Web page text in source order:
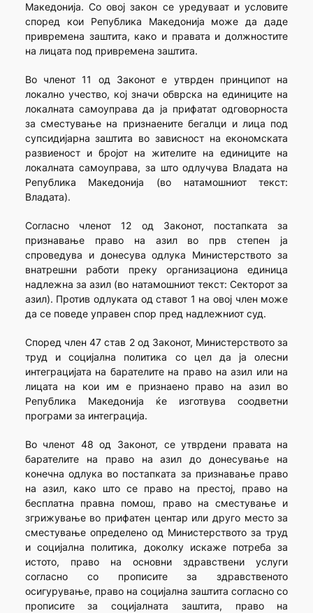
Македонија. Со овој закон се уредуваат и условите
според кои Република Македонија може да даде
привремена заштита, како и правата и должностите
на лицата под привремена заштита.
Во членот 11 од Законот е утврден принципот на
локално учество, кој значи обврска на единиците на
локалната самоуправа да ја прифатат одговорноста
за сместување на признаените бегалци и лица под
супсидијарна заштита во зависност на економската
развиеност и бројот на жителите на единиците на
локалната самоуправа, за што одлучува Владата на
Република Македонија (во натамошниот текст:
Владата).
Согласно членот 12 од Законот, постапката за
признавање право на азил во прв степен ја
спроведува и донесува одлука Министерството за
внатрешни работи преку организациона единица
надлежна за азил (во натамошниот текст: Секторот за
азил). Против одлуката од ставот 1 на овој член може
да се поведе управен спор пред надлежниот суд.
Според член 47 став 2 од Законот, Министерството за
труд и социјална политика со цел да ја олесни
интеграцијата на барателите на право на азил или на
лицата на кои им е признаено право на азил во
Република Македонија ќе изготвува соодветни
програми за интеграција.
Во членот 48 од Законот, се утврдени правата на
барателите на право на азил до донесување на
конечна одлука во постапката за признавање право
на азил, како што се право на престој, право на
бесплатна правна помош, право на сместување и
згрижување во прифатен центар или друго место за
сместување определено од Министерството за труд
и социјална политика, доколку искаже потреба за
истото, право на основни здравствени услуги
согласно со прописите за здравственото
осигурување, право на социјална заштита согласно со
прописите за социјалната заштита, право на